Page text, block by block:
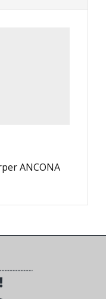
ANCONA